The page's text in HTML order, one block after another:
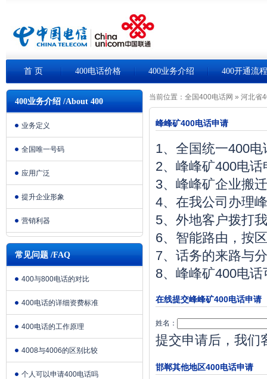
首 页 400电话价格 400业务介绍 400开通流程
400业务介绍 /About 400
业务定义
全国唯一号码
应用广泛
提升企业形象
营销利器
常见问题 /FAQ
400与800电话的对比
400电话的详细资费标准
400电话的工作原理
4008与4006的区别比较
个人可以申请400电话吗
当前位置： 全国400电话网 » 河北省
峰峰矿400电话申请
1、全国统一400
2、峰峰矿400电
3、峰峰矿企业搬
4、在我公司办理
5、外地客户拨打
6、智能路由，按
7、话务的来路与
8、峰峰矿400电
在线提交峰峰矿400电话申请
姓名：
提交申请后，我们
邯郸其他地区400电话申请